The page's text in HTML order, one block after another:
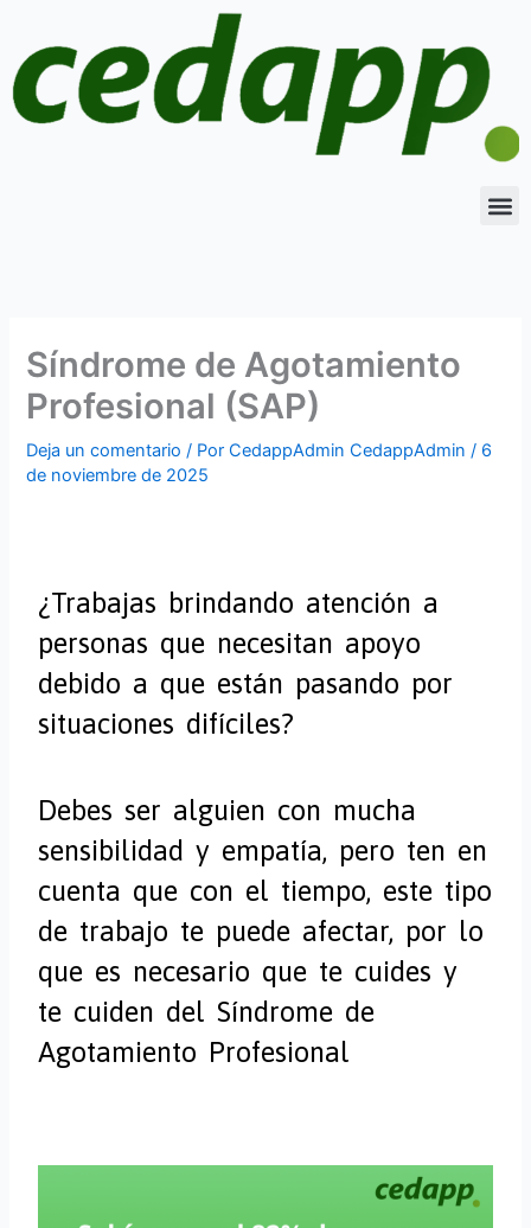
contenido
Síndrome de Agotamiento
Profesional (SAP)
Deja un comentario / PorCedappAdmin CedappAdmin/ 6
de noviembre de 2025
¿Trabajas brindando atención a
personas que necesitan apoyo
debido a que están pasando por
situaciones difíciles?
Debes ser alguien con mucha
sensibilidad y empatía, pero ten en
cuenta que con el tiempo, este tipo
de trabajo te puede afectar, por lo
que es necesario que te cuides y
te cuiden del Síndrome de
Agotamiento Profesional